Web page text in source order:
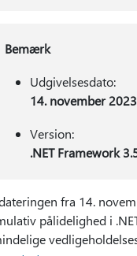
Bemærk
Udgivelsesdato:
14. november 2023
Version:
.NET Framework
fra 14.
pålidelighed i